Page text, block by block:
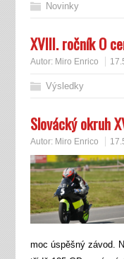
Novinky
XVIII. ročník O
Autor: Miro Enrico
Výsledky
Slovácký okruh
Autor: Miro Enrico
moc úspěšný závod.